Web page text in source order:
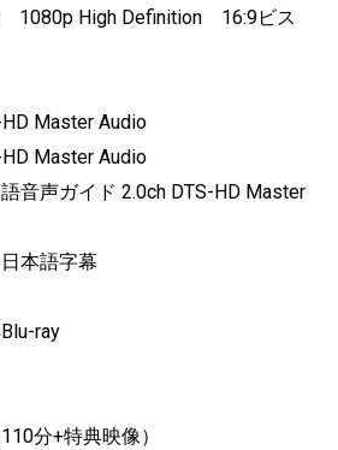
1080p High Definition 16:9ビス
Master Audio
Master Audio
音声ガイド 2.0ch DTS-HD Master
本語字幕
ray
分+特典映像）